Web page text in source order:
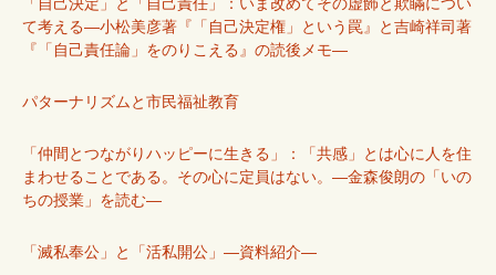
て考える―小松美彦著『「自己決定権」という罠』と吉崎祥司著
『「自己責任論」をのりこえる』の読後メモ―
パターナリズムと市民福祉教育
「仲間とつながりハッピーに生きる」：「共感」とは心に人を住
まわせることである。その心に定員はない。―金森俊朗の「いの
ちの授業」を読む―
「滅私奉公」と「活私開公」―資料紹介―